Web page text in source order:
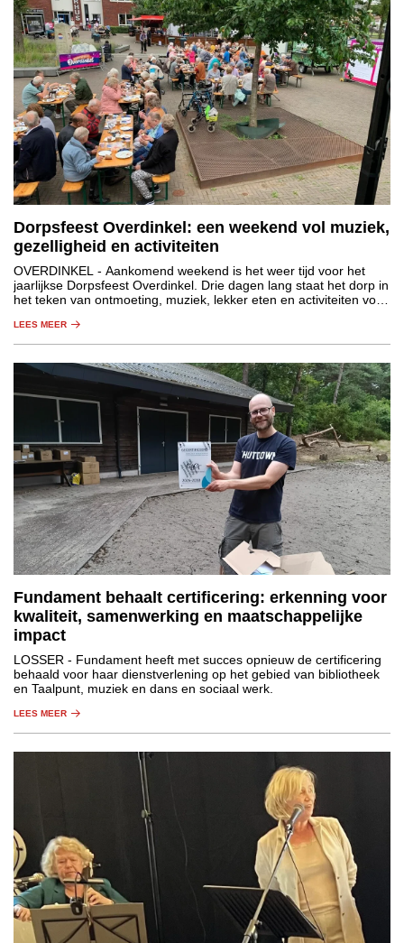
Dorpsfeest Overdinkel: een weekend vol muziek,
gezelligheid en activiteiten
OVERDINKEL - Aankomend weekend is het weer tijd voor het
jaarlijkse Dorpsfeest Overdinkel. Drie dagen lang staat het dorp in
het teken van ontmoeting, muziek, lekker eten en activiteiten voor
LEES MEER
Fundament behaalt certificering: erkenning voor
kwaliteit, samenwerking en maatschappelijke
impact
LOSSER - Fundament heeft met succes opnieuw de certificering
behaald voor haar dienstverlening op het gebied van bibliotheek
en Taalpunt, muziek en dans en sociaal werk.
LEES MEER